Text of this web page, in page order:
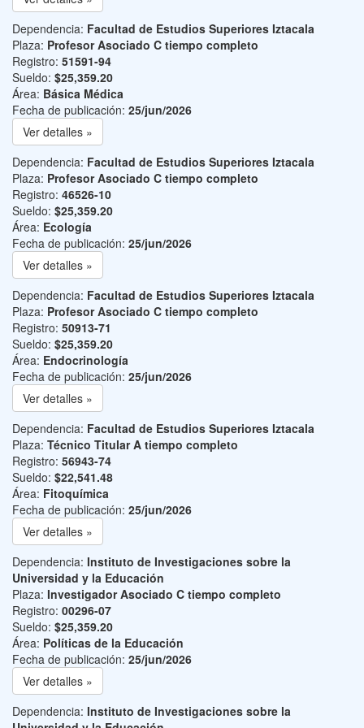
Dependencia: Facultad de Estudios Superiores Iztacala
Plaza: Profesor Asociado C tiempo completo
Registro: 51591-94
Sueldo: $25,359.20
Área: Básica Médica
Fecha de publicación: 25/jun/2026
Ver detalles »
Dependencia: Facultad de Estudios Superiores Iztacala
Plaza: Profesor Asociado C tiempo completo
Registro: 46526-10
Sueldo: $25,359.20
Área: Ecología
Fecha de publicación: 25/jun/2026
Ver detalles »
Dependencia: Facultad de Estudios Superiores Iztacala
Plaza: Profesor Asociado C tiempo completo
Registro: 50913-71
Sueldo: $25,359.20
Área: Endocrinología
Fecha de publicación: 25/jun/2026
Ver detalles »
Dependencia: Facultad de Estudios Superiores Iztacala
Plaza: Técnico Titular A tiempo completo
Registro: 56943-74
Sueldo: $22,541.48
Área: Fitoquímica
Fecha de publicación: 25/jun/2026
Ver detalles »
Dependencia: Instituto de Investigaciones sobre la
Universidad y la Educación
Plaza: Investigador Asociado C tiempo completo
Registro: 00296-07
Sueldo: $25,359.20
Área: Políticas de la Educación
Fecha de publicación: 25/jun/2026
Ver detalles »
Dependencia: Instituto de Investigaciones sobre la